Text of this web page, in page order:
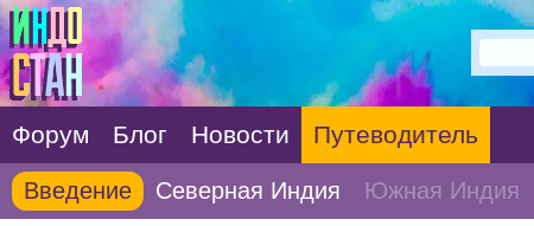
Форум Блог Новости Путеводитель
Введение Северная Индия Южная Индия